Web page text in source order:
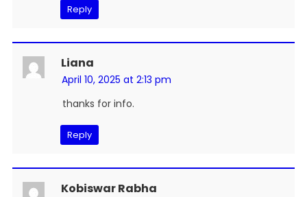
Reply
Liana
April 10, 2025 at 2:13 pm
thanks for info.
Reply
Kobiswar Rabha